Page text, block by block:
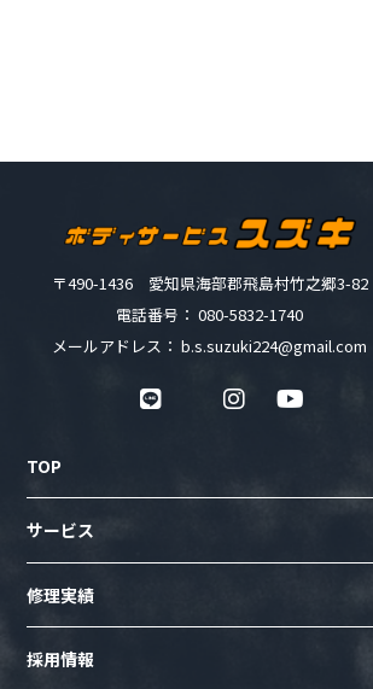
〒490-1436 愛知県海部郡飛島村竹之郷3-82
電話番号： 080-5832-1740
メールアドレス： b.s.suzuki224@gmail.com
TOP
サービス
修理実績
採用情報